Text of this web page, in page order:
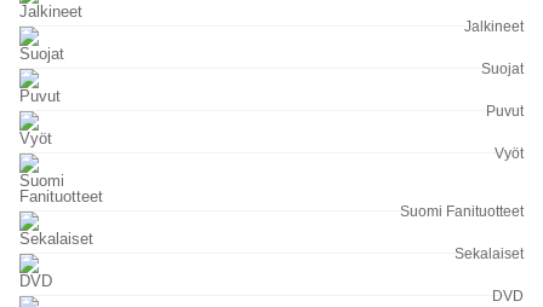
Jalkineet
Suojat
Puvut
Vyöt
Suomi Fanituotteet
Sekalaiset
DVD